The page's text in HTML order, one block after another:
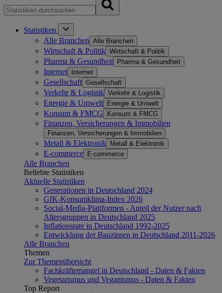
Statistiken
Alle Branchen Alle Branchen
Wirtschaft & Politik Wirtschaft & Politik
Pharma & Gesundheit Pharma & Gesundheit
Internet Internet
Gesellschaft Gesellschaft
Verkehr & Logistik Verkehr & Logistik
Energie & Umwelt Energie & Umwelt
Konsum & FMCG Konsum & FMCG
Finanzen, Versicherungen & Immobilien
Finanzen, Versicherungen & Immobilien
Metall & Elektronik Metall & Elektronik
E-commerce E-commerce
Alle Branchen
Beliebte Statistiken
Aktuelle Statistiken
Generationen in Deutschland 2024
GfK-Konsumklima-Index 2026
Social-Media-Plattformen - Anteil der Nutzer nach
Altersgruppen in Deutschland 2025
Inflationsrate in Deutschland 1992-2025
Entwicklung der Bauzinsen in Deutschland 2011-2026
Alle Branchen
Themen
Zur Themenübersicht
Fachkräftemangel in Deutschland - Daten & Fakten
Vegetarismus und Veganismus - Daten & Fakten
Top Report